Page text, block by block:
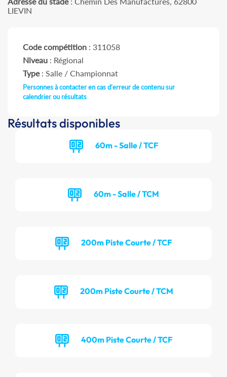
LIEVIN
Code compétition : 311058
Niveau : Régional
Type: Salle / Championnat
Personnes à contacter en cas d'erreur de contenu sur
calendrier ou résultats
Résultats disponibles
60m - Salle / TCF
60m - Salle / TCM
200m Piste Courte / TCF
200m Piste Courte / TCM
400m Piste Courte / TCF